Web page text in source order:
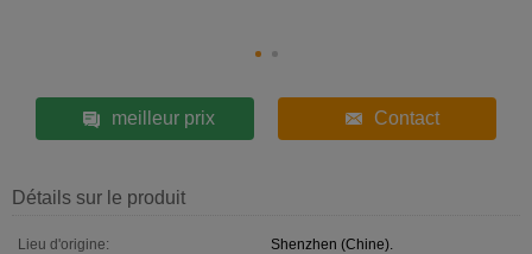
meilleur prix Contact
Détails sur le produit
Lieu d'origine:
Shenzhen (Chine).